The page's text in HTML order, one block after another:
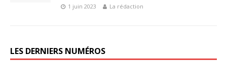
1 juin 2023 La rédaction
LES DERNIERS NUMÉROS